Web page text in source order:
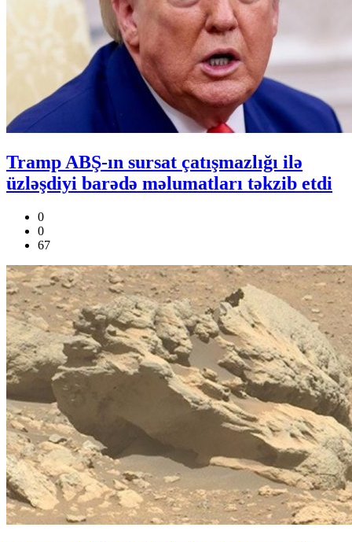
Tramp ABŞ-ın sursat çatışmazlığı ilə
üzləşdiyi barədə məlumatları təkzib etdi
0
0
67